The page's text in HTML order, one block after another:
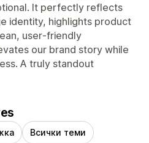
It perfectly reflects
identity, highlights product
user‑friendly
our brand story while
A truly standout
Всички теми